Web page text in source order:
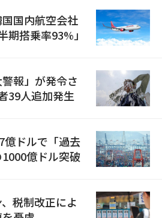
国内航空会社
搭乗率93%」
報」が発令さ
39人追加発生
億ドルで「過去
億ドル突破
税制改正によ